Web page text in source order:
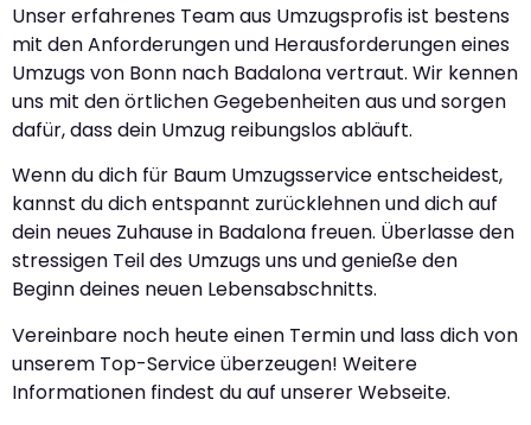
Unser erfahrenes Team aus Umzugsprofis ist bestens
mit den Anforderungen und Herausforderungen eines
Umzugs von Bonn nach Badalona vertraut. Wir kennen
uns mit den örtlichen Gegebenheiten aus und sorgen
dafür, dass dein Umzug reibungslos abläuft.
Wenn du dich für Baum Umzugsservice entscheidest,
kannst du dich entspannt zurücklehnen und dich auf
dein neues Zuhause in Badalona freuen. Überlasse den
stressigen Teil des Umzugs uns und genieße den
Beginn deines neuen Lebensabschnitts.
Vereinbare noch heute einen Termin und lass dich von
unserem Top-Service überzeugen! Weitere
Informationen findest du auf unserer Webseite.